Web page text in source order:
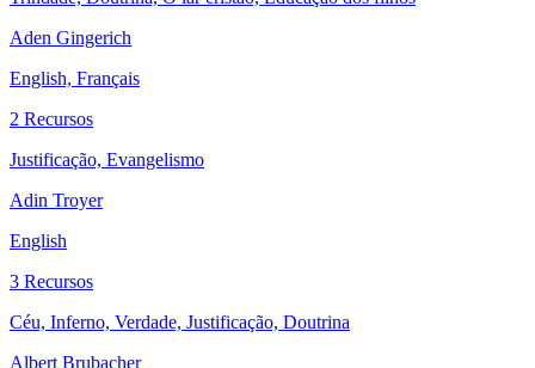
Aden Gingerich
English, Français
2 Recursos
Justificação, Evangelismo
Adin Troyer
English
3 Recursos
Céu, Inferno, Verdade, Justificação, Doutrina
Albert Brubacher